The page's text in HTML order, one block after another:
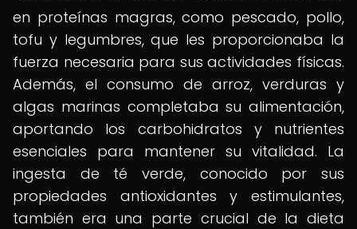
en proteínas magras, como pescado, pollo,
tofu y legumbres, que les proporcionaba la
fuerza necesaria para sus actividades físicas.
Además, el consumo de arroz, verduras y
algas marinas completaba su alimentación,
aportando los carbohidratos y nutrientes
esenciales para mantener su vitalidad. La
ingesta de té verde, conocido por sus
propiedades antioxidantes y estimulantes,
también era una parte crucial de la dieta